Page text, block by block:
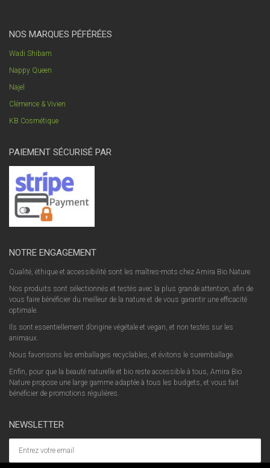
NOS MARQUES PÉFÉRÉES
Wadi Shibam
Nappy Queen
Najel
Clémence & Vivien
KB Cosmétique
PAIEMENT SÉCURISÉ PAR
NOTRE ENGAGEMENT
Qualité, éthique et accessibilité sont les maîtres-mots chez Amira Bio Nature.
Nos produits sont sélectionnés et testés avec la plus grande attention, afin de
vous faire bénéficier du meilleur de la nature et de vous garantir une efficacité
optimale.
Ils sont essentiellement d’origine végétale et vegan, et non testés sur les
animaux.
Nous favorisons les emballages recyclables, et évitons le suremballage.
Enfin, pour que la beauté naturelle et bio reste accessible à tous, Amira Bio
Nature propose une large gamme adaptée à tous les budgets, et vous fait
bénéficier de promotions régulières.
NEWSLETTER